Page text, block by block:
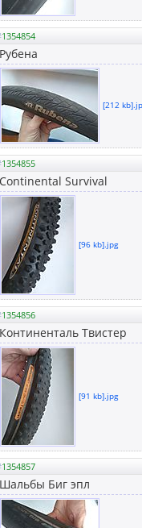
1354854
Рубена
[212
1354855
Continental Survival
[96 kb].jpg
1354856
Континенталь Твистер
[91 kb].jpg
1354857
Шальбы Биг эпл